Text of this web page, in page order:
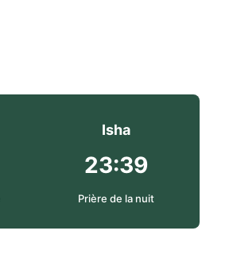
Isha
23:39
Prière de la nuit